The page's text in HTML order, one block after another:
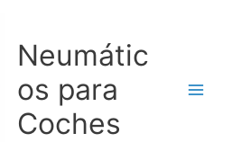
Neumátic
os para
Coches